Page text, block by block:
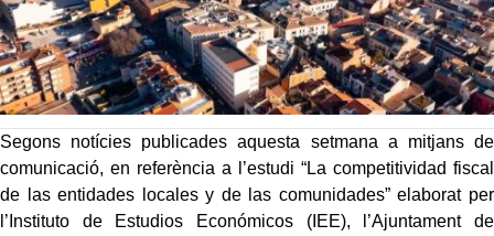
Segons notícies publicades aquesta setmana a mitjans de
comunicació, en referència a l’estudi “La competitividad fiscal
de las entidades locales y de las comunidades” elaborat per
l’Instituto de Estudios Económicos (IEE), l’Ajuntament de